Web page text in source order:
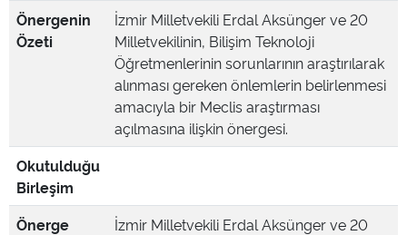
Önergenin
Özeti
İzmir Milletvekili Erdal Aksünger ve 20
Milletvekilinin, Bilişim Teknoloji
Öğretmenlerinin sorunlarının araştırılarak
alınması gereken önlemlerin belirlenmesi
amacıyla bir Meclis araştırması
açılmasına ilişkin önergesi.
Okutulduğu
Birleşim
Önerge
İzmir Milletvekili Erdal Aksünger ve 20